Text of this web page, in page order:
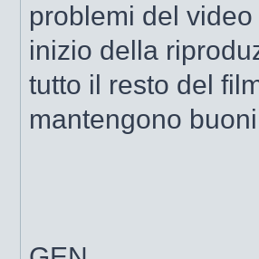
problemi del
inizio della
tutto il resto del
mantengono